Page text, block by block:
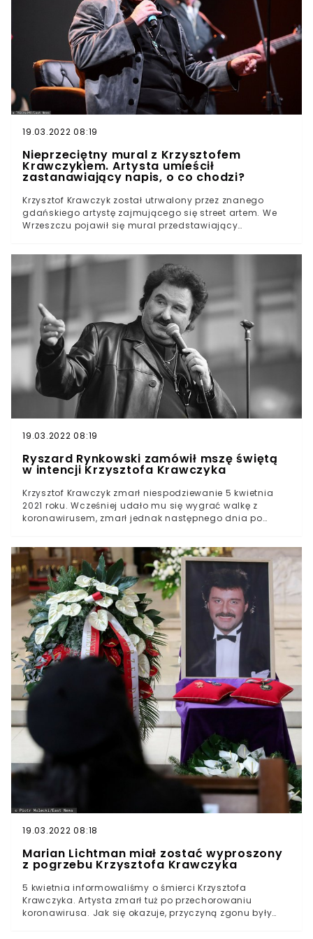
donoszą o konflikcie wewnątrz rodziny Krawczyków. W
pierwszym wywiadzie od śmierci męża Ewa Krawczyk
zapewniła jednak, że jak najlepiej życzy młodemu
mężczyźnie, który obecnie walczy o mieszkanie
komunalne.Przekazała, że przed kilkoma dniami
spotkała syna zmarłego przy grobie artysty. –
Rozmawialiśmy życzliwie – zapewniła. – Mam nadzieję,
że ta rozmowa przerodzi się w coś dobrego. Tego
chciałby mój mąż.
19.03.2022 08:19
Nieprzeciętny mural z Krzysztofem
Krawczykiem. Artysta umieścił
zastanawiający napis, o co chodzi?
Krzysztof Krawczyk został utrwalony przez znanego
gdańskiego artystę zajmującego się street artem. We
Wrzeszczu pojawił się mural przedstawiający
odwzorowany.Krzysztof Krawczyk został upamiętniony
przez znanego artystę street artu TuseW Gdańsku
pojawił się mural przedstawiający
piosenkarzaInternauci rozpływają się w zachwytach
nad realizmem pracy TuseTuse oddał hołd Krzysztofowi
Krawczykowi w typowy dla siebie sposób.
19.03.2022 08:19
Ryszard Rynkowski zamówił mszę świętą
w intencji Krzysztofa Krawczyka
Krzysztof Krawczyk zmarł niespodziewanie 5 kwietnia
2021 roku. Wcześniej udało mu się wygrać walkę z
koronawirusem, zmarł jednak następnego dnia po
osób, z którymi się przyjaźnił, ale również państwowi
oficjeleRyszard Rynkowski postanowił zamówić drugą
mszę w intencji swojego zmarłego przyjaciela, by więcej
osób mogło uczcić pamięć artystyMsza ma odbyć się
dopiero w maju. Może do tego czasu niektóre
obostrzenia zostaną poluzowane?
19.03.2022 08:18
Marian Lichtman miał zostać wyproszony
z pogrzebu Krzysztofa Krawczyka
5 kwietnia informowaliśmy o śmierci Krzysztofa
Krawczyka. Artysta zmarł tuż po przechorowaniu
koronawirusa. Jak się okazuje, przyczyną zgonu były